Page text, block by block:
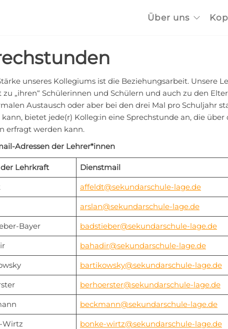
Über uns
unseres Kollegiums ist die Beziehungsarbeit. Unsere
zu „ihren“ Schülerinnen und Schülern und auch zu den
Austausch oder aber bei den drei Mal pro Schuljahr
bietet jede(r) Kolleg:in eine Sprechstunde an, die
erfragt werden kann.
Adressen der Lehrer*innen
Lehrkraft Dienstmail
affeldt@sekundarschule-lage.de
arslan@sekundarschule-lage.de
Bayer badstieber@sekundarschule-lage.de
bahadir@sekundarschule-lage.de
bartikowsky@sekundarschule-lage.de
berhoerster@sekundarschule-lage.de
beckmann@sekundarschule-lage.de
Wirtz bonke-wirtz@sekundarschule-lage.de